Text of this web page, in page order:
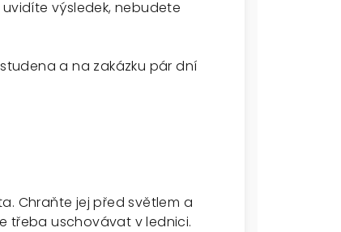
výsledek, nebudete
a na zakázku pár dní
Chraňte jej před světlem a
třeba uschovávat v lednici.